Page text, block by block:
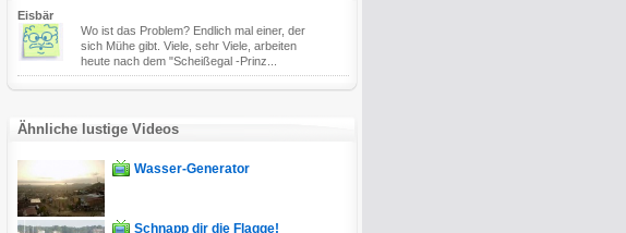
Eisbär
Wo ist das Problem? Endlich mal einer, der
sich Mühe gibt. Viele, sehr Viele, arbeiten
heute nach dem "Scheißegal -Prinz...
Ähnliche lustige Videos
Wasser-Generator
Schnapp dir die Flagge!